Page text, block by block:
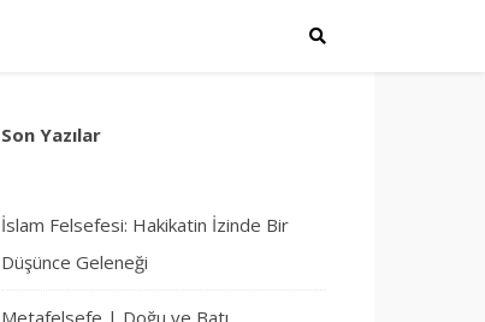
Son Yazılar
İslam Felsefesi: Hakikatin İzinde Bir
Düşünce Geleneği
Metafelsefe | Doğu ve Batı